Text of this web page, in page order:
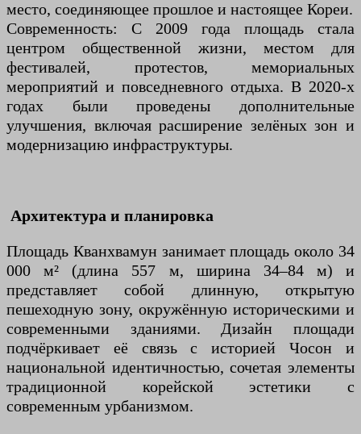
место, соединяющее прошлое и настоящее Кореи.
Современность: С 2009 года площадь стала
центром общественной жизни, местом для
фестивалей, протестов, мемориальных
мероприятий и повседневного отдыха. В 2020-х
годах были проведены дополнительные
улучшения, включая расширение зелёных зон и
модернизацию инфраструктуры.
Архитектура и планировка
Площадь Кванхвамун занимает площадь около 34
000 м² (длина 557 м, ширина 34–84 м) и
представляет собой длинную, открытую
пешеходную зону, окружённую историческими и
современными зданиями. Дизайн площади
подчёркивает её связь с историей Чосон и
национальной идентичностью, сочетая элементы
традиционной корейской эстетики с
современным урбанизмом.